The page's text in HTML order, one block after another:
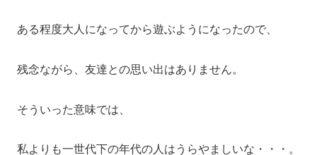
ある程度大人になってから遊ぶようになったので、
残念ながら、友達との思い出はありません。
そういった意味では、
私よりも一世代下の年代の人はうらやましいな・・・。